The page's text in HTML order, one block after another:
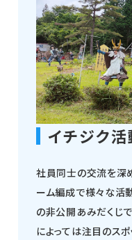
イチジク活
社員同士の交流を深
ーム編成で様々な活
の非公開あみだくじ
によっては注目のス